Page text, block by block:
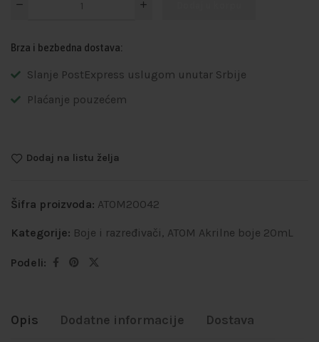
Brza i bezbedna dostava:
Slanje PostExpress uslugom unutar Srbije
Plaćanje pouzećem
Dodaj na listu želja
Šifra proizvoda: ATOM20042
Kategorije: Boje i razređivači, ATOM Akrilne boje 20mL
Podeli:
Opis Dodatne informacije Dostava